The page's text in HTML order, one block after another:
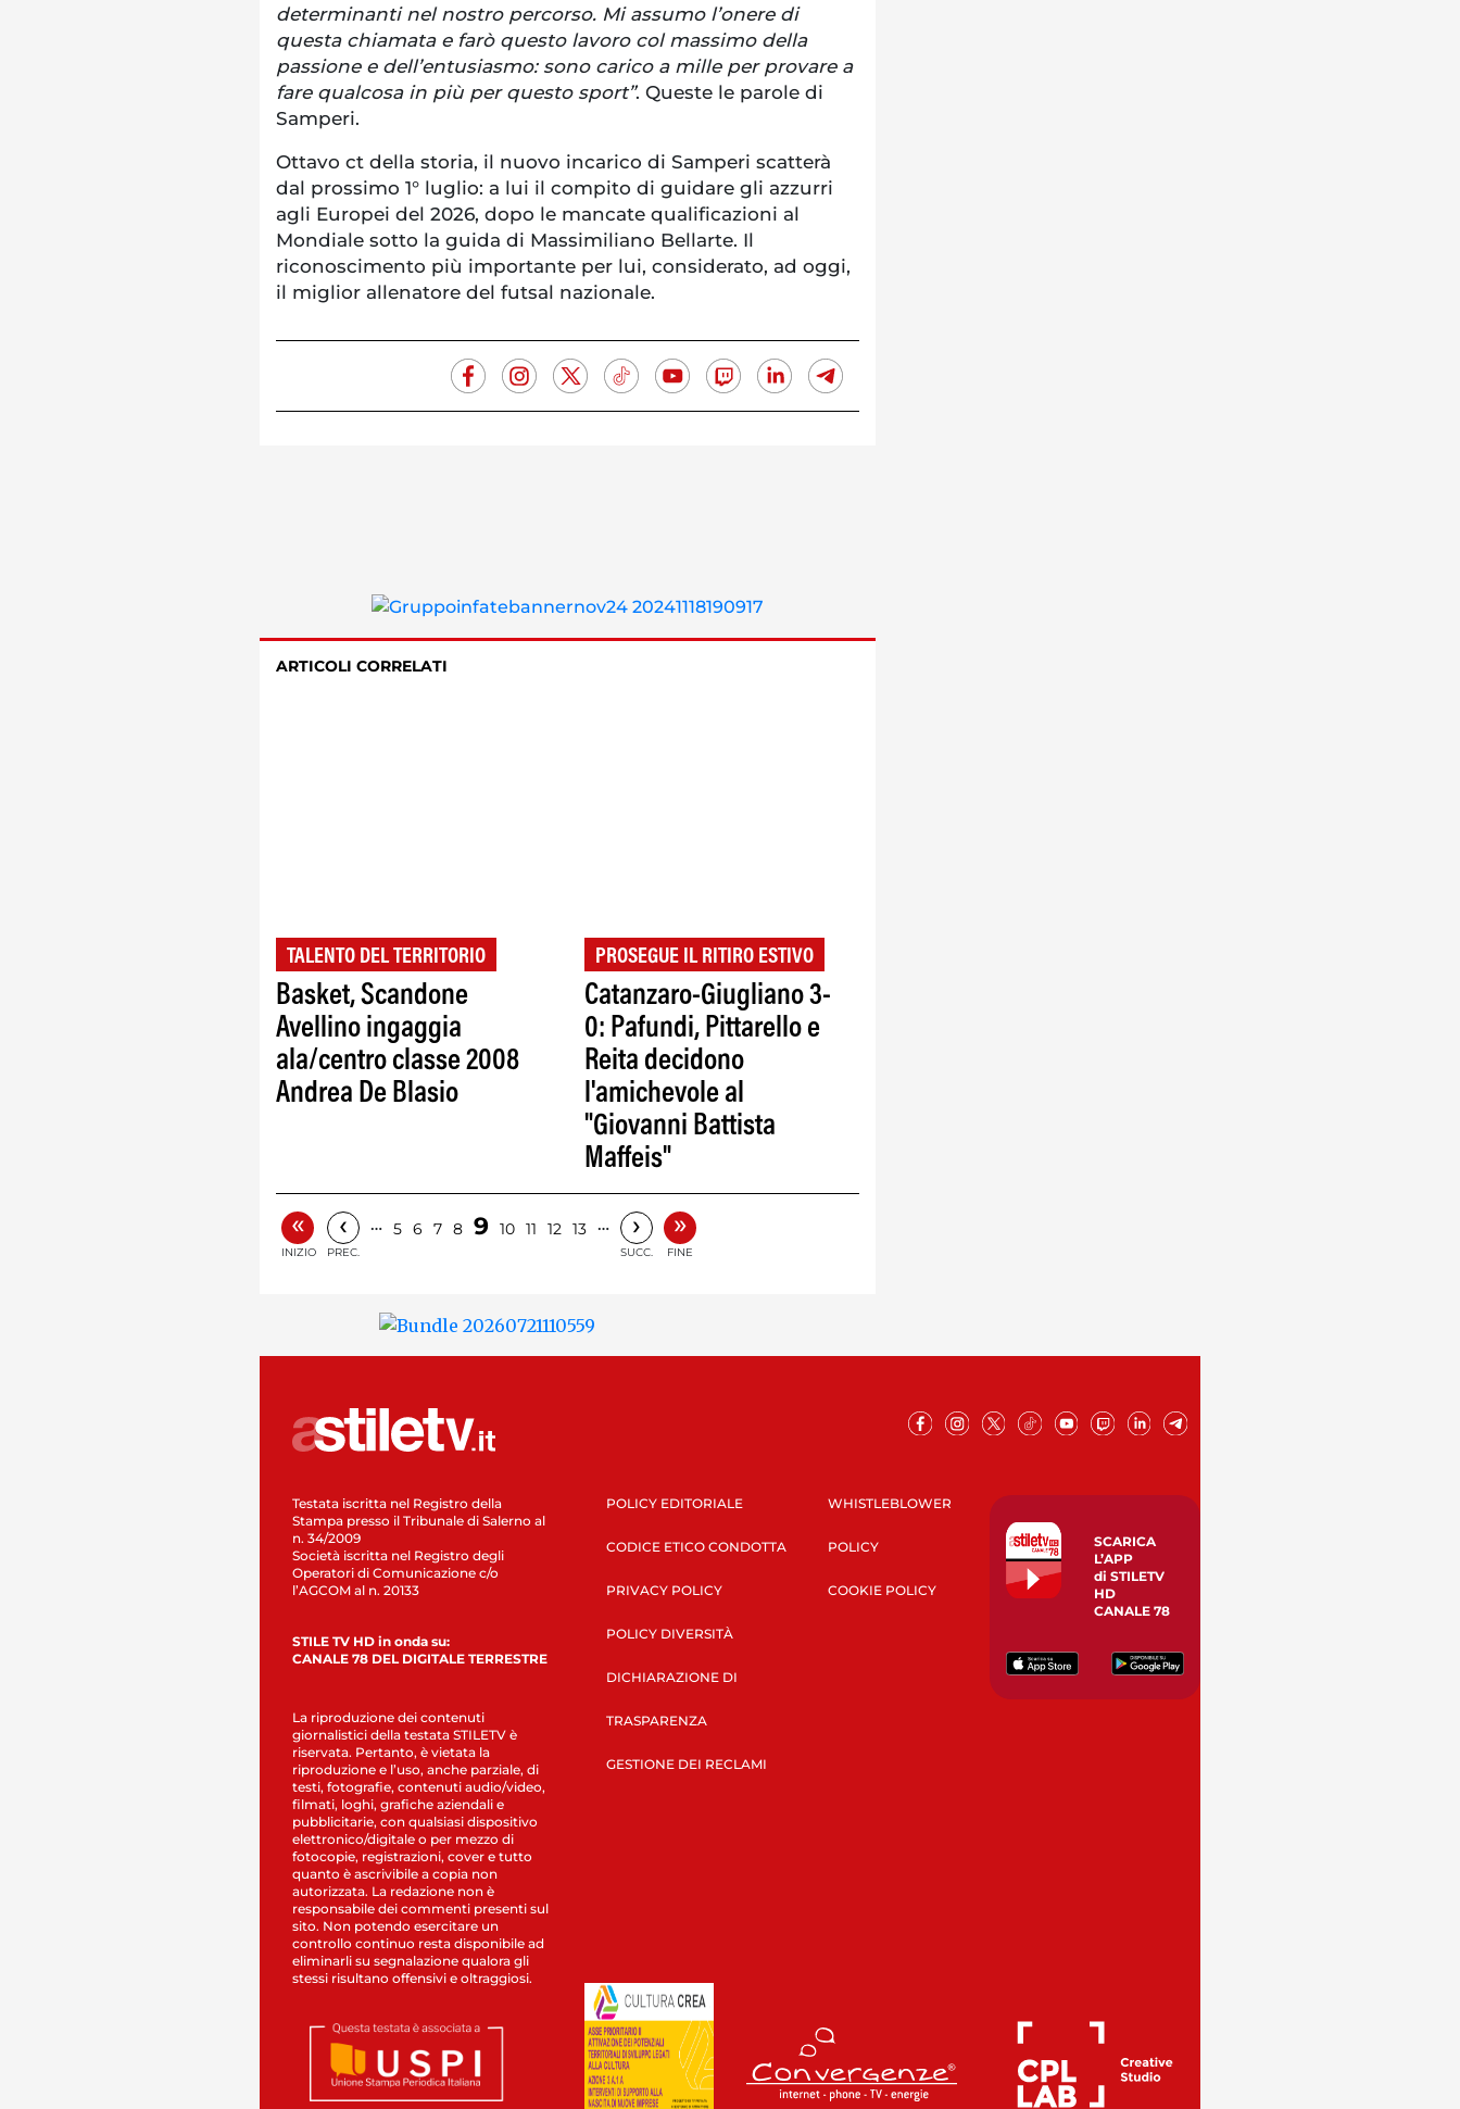
determinanti nel nostro percorso. Mi assumo l’onere di
questa chiamata e farò questo lavoro col massimo della
passione e dell’entusiasmo: sono carico a mille per provare a
fare qualcosa in più per questo sport”. Queste le parole di
Samperi.
Ottavo ct della storia, il nuovo incarico di Samperi scatterà
dal prossimo 1° luglio: a lui il compito di guidare gli azzurri
agli Europei del 2026, dopo le mancate qualificazioni al
Mondiale sotto la guida di Massimiliano Bellarte. Il
riconoscimento più importante per lui, considerato, ad oggi,
il miglior allenatore del futsal nazionale.
ARTICOLI CORRELATI
TALENTO DEL TERRITORIO
Basket, Scandone
Avellino ingaggia
ala/centro classe 2008
Andrea De Blasio
PROSEGUE IL RITIRO ESTIVO
Catanzaro-Giugliano 3-
0: Pafundi, Pittarello e
Reita decidono
l'amichevole al
"Giovanni Battista
Maffeis"
«
INIZIO
‹
PREC.
… 5 6 7 8 9 10 11 12 13 … ›
SUCC.
»
FINE
Testata iscritta nel Registro della
Stampa presso il Tribunale di Salerno al
n. 34/2009
Società iscritta nel Registro degli
Operatori di Comunicazione c/o
l’AGCOM al n. 20133
STILE TV HD in onda su:
CANALE 78 DEL DIGITALE TERRESTRE
La riproduzione dei contenuti
giornalistici della testata STILETV è
riservata. Pertanto, è vietata la
riproduzione e l’uso, anche parziale, di
testi, fotografie, contenuti audio/video,
filmati, loghi, grafiche aziendali e
pubblicitarie, con qualsiasi dispositivo
elettronico/digitale o per mezzo di
fotocopie, registrazioni, cover e tutto
quanto è ascrivibile a copia non
autorizzata. La redazione non è
responsabile dei commenti presenti sul
sito. Non potendo esercitare un
controllo continuo resta disponibile ad
eliminarli su segnalazione qualora gli
stessi risultano offensivi e oltraggiosi.
POLICY EDITORIALE
CODICE ETICO CONDOTTA
PRIVACY POLICY
POLICY DIVERSITÀ
DICHIARAZIONE DI
TRASPARENZA
GESTIONE DEI RECLAMI
WHISTLEBLOWER
POLICY
COOKIE POLICY
SCARICA
L’APP
di STILETV
HD
CANALE 78